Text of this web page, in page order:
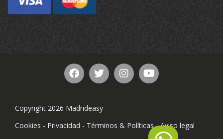
Copyright 2026 Madrideasy
Cookies - Privacidad - Términos & Políticas-Aviso legal